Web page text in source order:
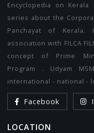
Encyclopedia on
series about the
Panchayat of Kerala.
association with FILCA
concept of Prime
Program . Udyam
international - national -
Facebook
LOCATION